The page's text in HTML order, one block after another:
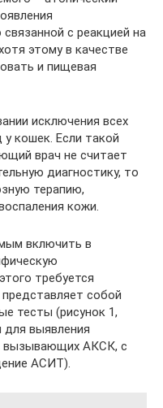
с реакцией на
этому в качестве
и пищевая
исключения всех
кошек. Если такой
врач не считает
диагностику, то
терапию,
кожи.
включить в
требуется
собой
тесты (рисунок 1,
выявления
вызывающих АКСК, с
АСИТ).